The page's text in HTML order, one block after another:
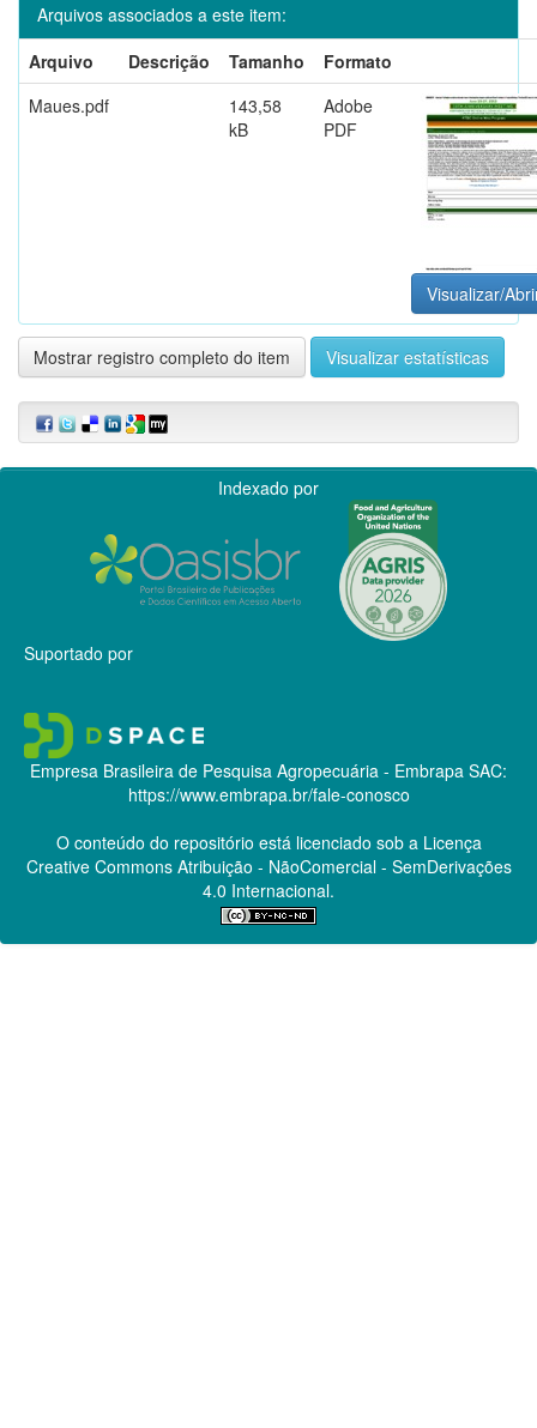
Arquivos associados a este item:
Arquivo
Descrição Tamanho
Formato
Maues.pdf
143,58
kB
Adobe
PDF
Visualizar/
Mostrar registro completo do item Visualizar estatísticas
Indexado por
Suportado por
Empresa Brasileira de Pesquisa Agropecuária - Embrapa SAC:
https://www.embrapa.br/fale-conosco
O conteúdo do repositório está licenciado sob a Licença
Creative CommonsAtribuição - NãoComercial - SemDerivações
4.0 Internacional.